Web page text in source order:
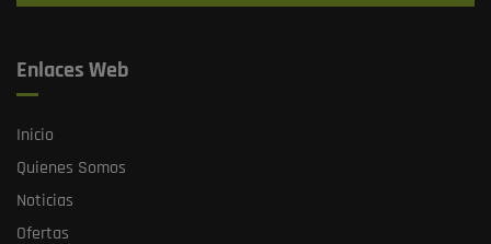
Enlaces Web
Inicio
Quienes Somos
Noticias
Ofertas